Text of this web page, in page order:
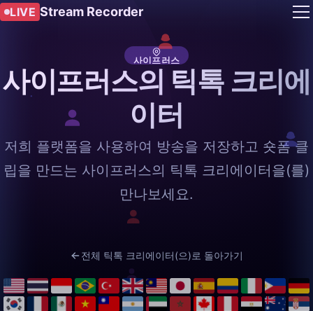
LIVE Stream Recorder
사이프러스
사이프러스의 틱톡 크리에
이터
저희 플랫폼을 사용하여 방송을 저장하고 숏폼 클
립을 만드는 사이프러스의 틱톡 크리에이터을(를)
만나보세요.
전체 틱톡 크리에이터(으)로 돌아가기